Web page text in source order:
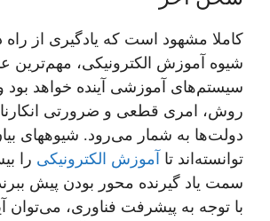
کاملا مشهود است که یادگیری از راه
شیوه آموزش الکترونیکی، مهم‌ترین
سیستم‌های آموزشی آینده خواهد بود
روش، امری قطعی و ضرورتی
دولت‌ها به شمار می‌رود. شیوههای
توانسته‌اند تا آموزش الکترونیکی را
سمت یاد گیرنده محور بودن پیش
با توجه به پیشرفت فناوری، می‌توان